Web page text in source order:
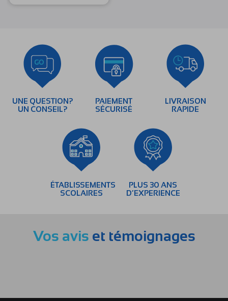
UNE QUESTION?
UN CONSEIL?
PAIEMENT
SÉCURISÉ
LIVRAISON
RAPIDE
ÉTABLISSEMENTS
SCOLAIRES
PLUS 30 ANS
D’EXPERIENCE
Vos avis et témoignages